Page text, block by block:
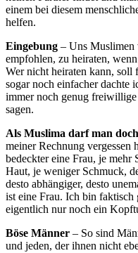
einem bei diesem
helfen.
Eingebung – Uns Muslimen
empfohlen, zu heiraten,
Wer nicht heiraten kann, soll
sogar noch einfacher dachte
immer noch genug
sagen.
Als Muslima darf man
meiner Rechnung
bedeckter eine Frau, je
Haut, je weniger Schmuck,
desto abhängiger, desto
ist eine Frau. Ich bin faktisch
eigentlich nur noch ein
Böse Männer – So sind
und jeden, der ihnen nicht